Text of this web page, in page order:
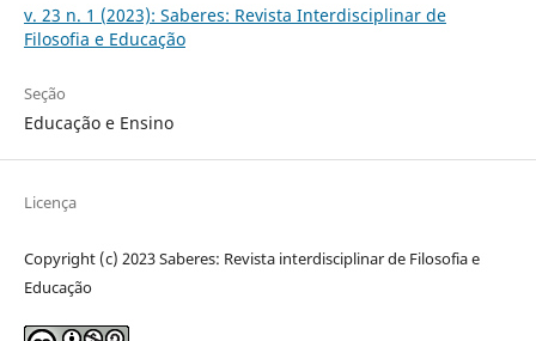
v. 23 n. 1 (2023): Saberes: Revista Interdisciplinar de
Filosofia e Educação
Seção
Educação e Ensino
Licença
Copyright (c) 2023 Saberes: Revista interdisciplinar de Filosofia e
Educação